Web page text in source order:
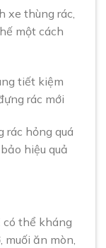
xe thùng rác,
một cách
tiết kiệm
rác mới
rác hỏng quá
hiệu quả
có thể kháng
muối ăn mòn,